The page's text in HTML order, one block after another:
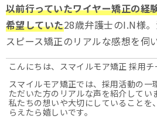
以前行っていたワイヤー矯正の経
希望していた28歳弁護士のI.N様
スピース矯正のリアルな感想を伺
こんにちは、スマイルモア矯正 採用チ
スマイルモア矯正では、採用活動の一
ただいた方のリアルな声を紹介してい
私たちの想いや大切にしていることを
らえたら嬉しいです。